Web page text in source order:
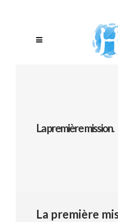
La première mission.
La première